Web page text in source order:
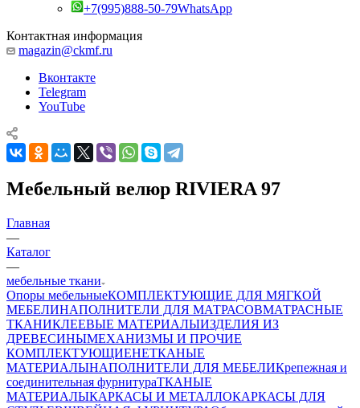
+7(995)888-50-79WhatsApp
Контактная информация
magazin@ckmf.ru
Вконтакте
Telegram
YouTube
Мебельный велюр RIVIERA 97
Главная
—
Каталог
—
мебельные ткани
Опоры мебельныеКОМПЛЕКТУЮЩИЕ ДЛЯ МЯГКОЙ
МЕБЕЛИНАПОЛНИТЕЛИ ДЛЯ МАТРАСОВМАТРАСНЫЕ
ТКАНИКЛЕЕВЫЕ МАТЕРИАЛЫИЗДЕЛИЯ ИЗ
ДРЕВЕСИНЫМЕХАНИЗМЫ И ПРОЧИЕ
КОМПЛЕКТУЮЩИЕНЕТКАНЫЕ
МАТЕРИАЛЫНАПОЛНИТЕЛИ ДЛЯ МЕБЕЛИКрепежная и
соединительная фурнитураТКАНЫЕ
МАТЕРИАЛЫКАРКАСЫ И МЕТАЛЛОКАРКАСЫ ДЛЯ